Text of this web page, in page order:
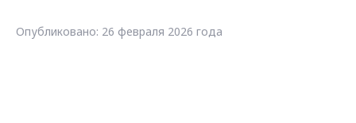
Опубликовано: 26 февраля 2026 года